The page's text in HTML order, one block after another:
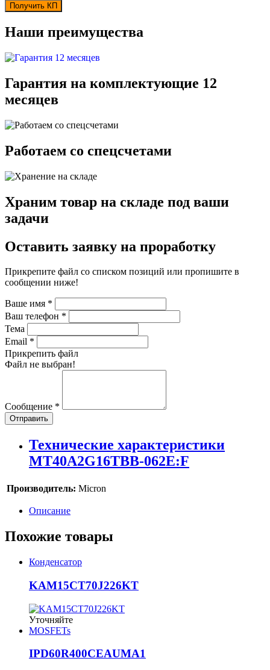
Получить КП
Наши преимущества
Гарантия на комплектующие 12
месяцев
Работаем со спецсчетами
Храним товар на складе под ваши
задачи
Оставить заявку на проработку
Прикрепите файл со списком позиций или пропишите в
сообщении ниже!
Ваше имя *
Ваш телефон *
Тема
Email *
Прикрепить файл
Файл не выбран!
Сообщение *
Отправить
Технические характеристики
MT40A2G16TBB-062E:F
Производитель: Micron
Описание
Похожие товары
Конденсатор
KAM15CT70J226KT
Уточняйте
MOSFETs
IPD60R400CEAUMA1